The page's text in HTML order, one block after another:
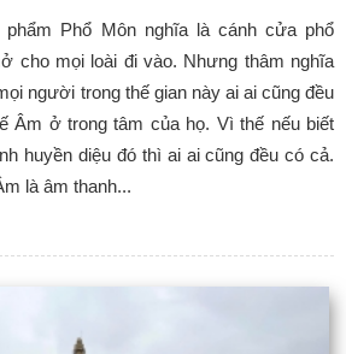
phẩm Phổ Môn nghĩa là cánh cửa phổ
cho mọi loài đi vào. Nhưng thâm nghĩa
người trong thế gian này ai ai cũng đều
Âm ở trong tâm của họ. Vì thế nếu biết
huyền diệu đó thì ai ai cũng đều có cả.
là âm thanh...